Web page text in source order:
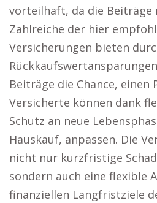
vorteilhaft, da die Beiträge
Zahlreiche der hier
Versicherungen bieten
Beiträge die Chance, einen
Versicherte können dank
Schutz an neue
Hauskauf, anpassen. Die
nicht nur kurzfristige
sondern auch eine flexible
finanziellen Langfristziele